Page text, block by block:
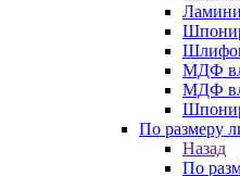
МДФ
МДФ
По размеру
Назад
По